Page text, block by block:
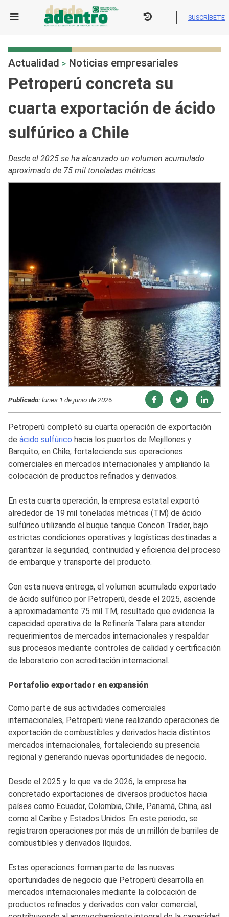
SUSCRÍBETE
Actualidad > Noticias empresariales
Petroperú concreta su
cuarta exportación de ácido
sulfúrico a Chile
Desde el 2025 se ha alcanzado un volumen acumulado
aproximado de 75 mil toneladas métricas.
Publicado:lunes 1 de junio de 2026
Petroperú completó su cuarta operación de exportación
de ácido sulfúrico hacia los puertos de Mejillones y
Barquito, en Chile, fortaleciendo sus operaciones
comerciales en mercados internacionales y ampliando la
colocación de productos refinados y derivados.
En esta cuarta operación, la empresa estatal exportó
alrededor de 19 mil toneladas métricas (TM) de ácido
sulfúrico utilizando el buque tanque Concon Trader, bajo
estrictas condiciones operativas y logísticas destinadas a
garantizar la seguridad, continuidad y eficiencia del proceso
de embarque y transporte del producto.
Con esta nueva entrega, el volumen acumulado exportado
de ácido sulfúrico por Petroperú, desde el 2025, asciende
a aproximadamente 75 mil TM, resultado que evidencia la
capacidad operativa de la Refinería Talara para atender
requerimientos de mercados internacionales y respaldar
sus procesos mediante controles de calidad y certificación
de laboratorio con acreditación internacional.
Portafolio exportador en expansión
Como parte de sus actividades comerciales
internacionales, Petroperú viene realizando operaciones de
exportación de combustibles y derivados hacia distintos
mercados internacionales, fortaleciendo su presencia
regional y generando nuevas oportunidades de negocio.
Desde el 2025 y lo que va de 2026, la empresa ha
concretado exportaciones de diversos productos hacia
países como Ecuador, Colombia, Chile, Panamá, China, así
como al Caribe y Estados Unidos. En este periodo, se
registraron operaciones por más de un millón de barriles de
combustibles y derivados líquidos.
Estas operaciones forman parte de las nuevas
oportunidades de negocio que Petroperú desarrolla en
mercados internacionales mediante la colocación de
productos refinados y derivados con valor comercial,